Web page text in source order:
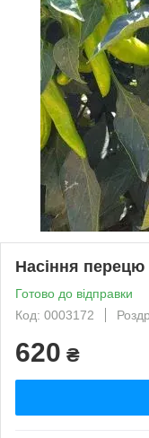
Насіння перецю
Готово до відправки
Код: 0003172
620 ₴